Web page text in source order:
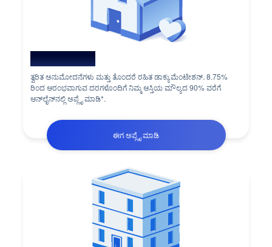
ಹೋಮ್ ಲೋನ್‌
ತ್ವರಿತ ಅನುಮೋದನೆಗಳು ಮತ್ತು ತೊಂದರೆ ರಹಿತ ಡಾಕ್ಯುಮೆಂಟೇಶನ್. 8.75%
ರಿಂದ ಆರಂಭವಾಗುವ ದರಗಳೊಂದಿಗೆ ನಿಮ್ಮ ಆಸ್ತಿಯ ಮೌಲ್ಯದ 90% ವರೆಗೆ
ಆನ್‌ಲೈನ್‌ನಲ್ಲಿ ಅಪ್ಲೈ ಮಾಡಿ*.
ಈಗ ಅಪ್ಲೈ ಮಾಡಿ